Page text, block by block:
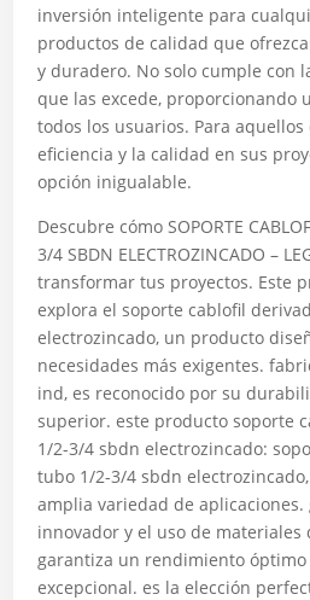
inversión inteligente para
productos de calidad que
y duradero. No solo cumple con
que las excede, proporcionando
todos los usuarios. Para
eficiencia y la calidad en sus
opción inigualable.
Descubre cómo SOPORTE
3/4 SBDN ELECTROZINCADO –
transformar tus proyectos. Este
explora el soporte cablofil
electrozincado, un producto
necesidades más exigentes.
ind, es reconocido por su
superior. este producto soporte
1/2-3/4 sbdn electrozincado:
tubo 1/2-3/4 sbdn
amplia variedad de aplicaciones.
innovador y el uso de materiales
garantiza un rendimiento
excepcional. es la elección